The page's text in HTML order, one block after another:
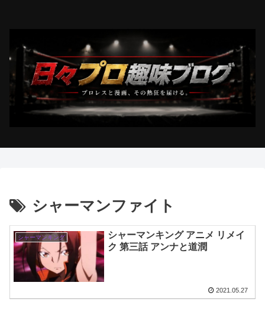
シャーマンファイト
シャーマンキング
シャーマンキング アニメ リメイ
ク 第三話 アンナと道潤
2021.05.27